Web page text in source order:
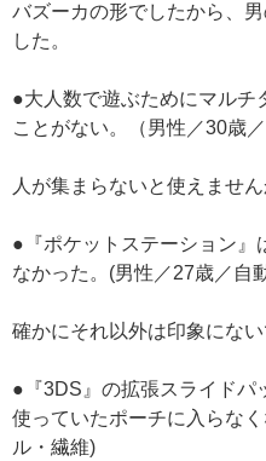
バズーカの形でしたから、
した。
●大人数で遊ぶためにマルチ
ことがない。（男性／30歳
人が集まらないと使えませ
●『ポケットステーション』
なかった。(男性／27歳／自
確かにそれ以外は印象にない
●『3DS』の拡張スライドパ
使っていたポーチに入らな
ル・繊維)